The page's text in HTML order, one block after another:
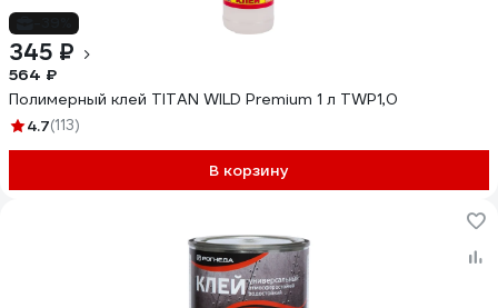
345 ₽
564 ₽
Полимерный клей TITAN WILD Premium 1 л TWP1,0
4.7(113)
В корзину